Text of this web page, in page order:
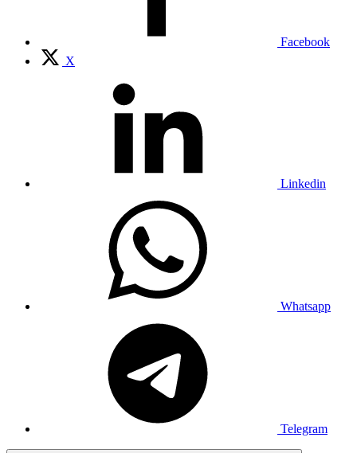
Facebook
X
Linkedin
Whatsapp
Telegram